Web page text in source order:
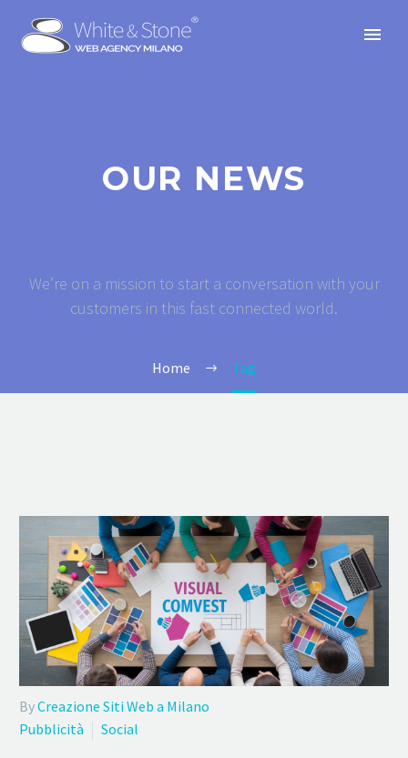
OUR NEWS
We’re on a mission to start a conversation with your
customers in this fast connected world.
Home Tag
ByCreazione Siti Web a Milano
Pubblicità
Social